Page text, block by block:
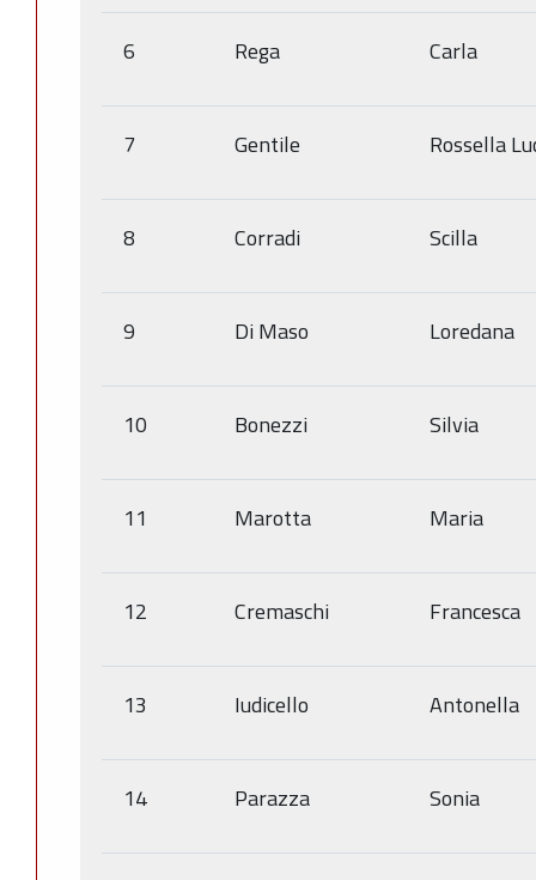
6 Rega Carla
7 Gentile Rossella
8 Corradi Scilla
9 Di Maso Loredana
10 Bonezzi Silvia
11 Marotta Maria
12 Cremaschi Francesca
13 Iudicello Antonella
14 Parazza Sonia